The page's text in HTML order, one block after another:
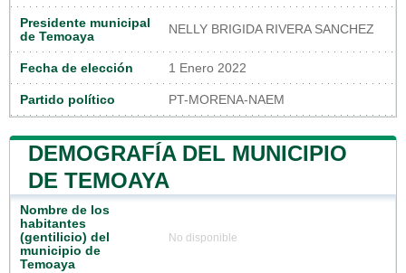
Presidente municipal
de Temoaya
NELLY BRIGIDA RIVERA SANCHEZ
Fecha de elección 1 Enero 2022
Partido político PT-MORENA-NAEM
DEMOGRAFÍA DEL MUNICIPIO
DE TEMOAYA
Nombre de los
habitantes
(gentilicio) del
municipio de
Temoaya
No disponible